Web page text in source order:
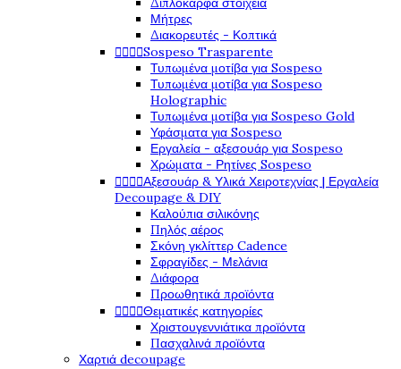
Μήτρες
Διακορευτές - Κοπτικά
Sospeso Trasparente
Τυπωμένα μοτίβα για Sospeso
Τυπωμένα μοτίβα για Sospeso
Holographic
Τυπωμένα μοτίβα για Sospeso Gold
Υφάσματα για Sospeso
Εργαλεία - αξεσουάρ για Sospeso
Χρώματα - Ρητίνες Sospeso
Αξεσουάρ & Υλικά Χειροτεχνίας | Εργαλεία
Decoupage & DIY
Καλούπια σιλικόνης
Πηλός αέρος
Σκόνη γκλίττερ Cadence
Σφραγίδες - Μελάνια
Διάφορα
Προωθητικά προϊόντα
Θεματικές κατηγορίες
Χριστουγεννιάτικα προϊόντα
Πασχαλινά προϊόντα
Χαρτιά decoupage